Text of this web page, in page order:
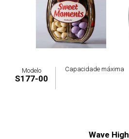
Modelo
S177-00
Capacidade máxima
Wave High